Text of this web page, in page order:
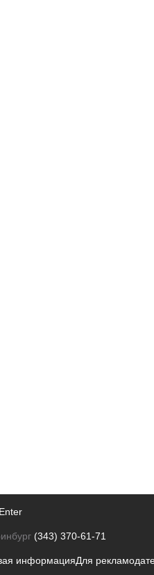
(343) 370-61-71
информацияДля